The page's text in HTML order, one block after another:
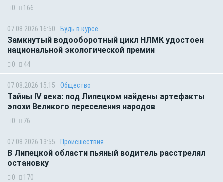
0 166
07.08.2026 16:50 Будь в курсе
Замкнутый водооборотный цикл НЛМК удостоен
национальной экологической премии
0 44
07.08.2026 15:15 Общество
Тайны IV века: под Липецком найдены артефакты
эпохи Великого переселения народов
0 76
07.08.2026 13:55 Происшествия
В Липецкой области пьяный водитель расстрелял
остановку
0 170